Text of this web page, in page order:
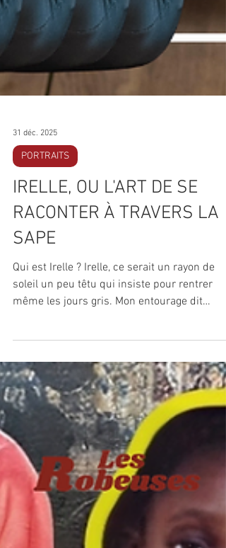
31 déc. 2025
PORTRAITS
IRELLE, OU L'ART DE SE
RACONTER À TRAVERS LA
SAPE
Qui est Irelle ? Irelle, ce serait un rayon de
soleil un peu têtu qui insiste pour rentrer
même les jours gris. Mon entourage dit
souvent que je dégage quelque chose de
joyeux, d’accueillant, comme si ma présence
faisait un peu danser l’air autour. Je crois
si je pouvais me résumer en une image, ce
serait cette petite danse des épaules façon